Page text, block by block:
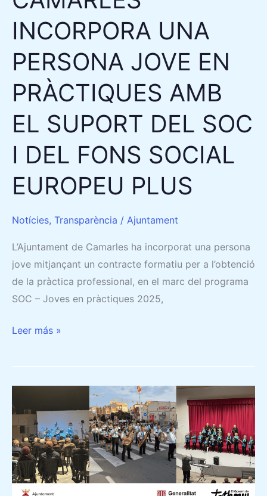
INCORPORA UNA
PERSONA JOVE EN
PRÀCTIQUES AMB
EL SUPORT DEL SOC
I DEL FONS SOCIAL
EUROPEU PLUS
Notícies, Transparència / Ajuntament
L’Ajuntament de Camarles ha incorporat una persona
jove mitjançant un contracte formatiu per a l’obtenció
de la pràctica professional, en el marc del programa
SOC – Joves en pràctiques 2025,
DEL
FONS
SOCIAL
EUROPEU
PLUS
Leer más »
DEPARTAMENT
DE
CULTURA
SUBVENCIONA
EL